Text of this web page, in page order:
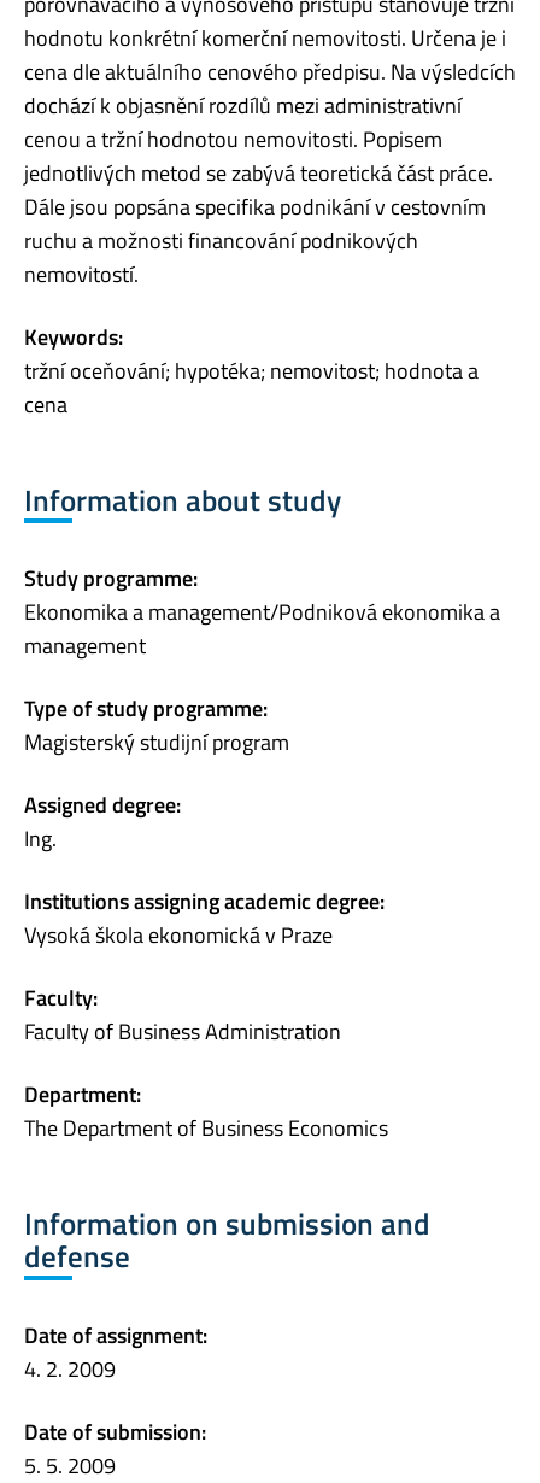
hodnotu konkrétní komerční nemovitosti. Určena je i
cena dle aktuálního cenového předpisu. Na výsledcích
dochází k objasnění rozdílů mezi administrativní
cenou a tržní hodnotou nemovitosti. Popisem
jednotlivých metod se zabývá teoretická část práce.
Dále jsou popsána specifika podnikání v cestovním
ruchu a možnosti financování podnikových
nemovitostí.
Keywords:
tržní oceňování; hypotéka; nemovitost; hodnota a
cena
Information about study
Study programme:
Ekonomika a management/Podniková ekonomika a
management
Type of study programme:
Magisterský studijní program
Assigned degree:
Ing.
Institutions assigning academic degree:
Vysoká škola ekonomická v Praze
Faculty:
Faculty of Business Administration
Department:
The Department of Business Economics
Information on submission and
defense
Date of assignment:
4. 2. 2009
Date of submission:
5. 5. 2009